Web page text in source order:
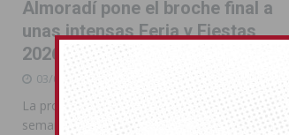
Almoradí pone el broche final a
unas intensas Feria y Fiestas
2026
03/08/2026
La programación reunió durante más de una
semana actos institucionales, conciertos,